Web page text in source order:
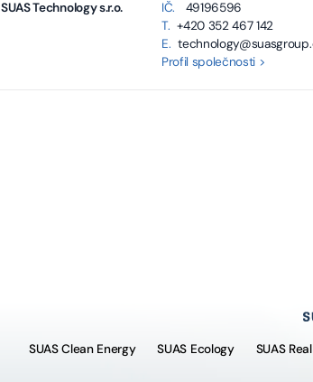
SUAS Technology s.r.o. IČ.
49196596
T. +420 352 467 142
E.
Profil společnosti >
SUAS Clean Energy SUAS Ecology SUAS